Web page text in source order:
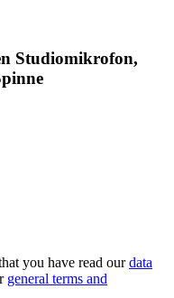
Studiomikrofon,
you have read ourdata
general terms and